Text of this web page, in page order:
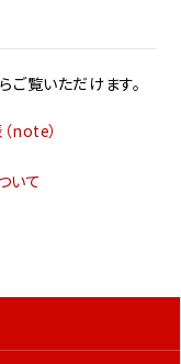
ご覧いただけます。
note）
いて